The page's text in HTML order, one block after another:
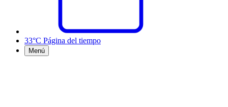
33°C Página del tiempo
Menú